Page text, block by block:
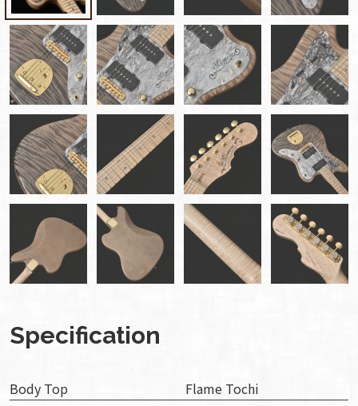
Specification
Body Top
Flame Tochi